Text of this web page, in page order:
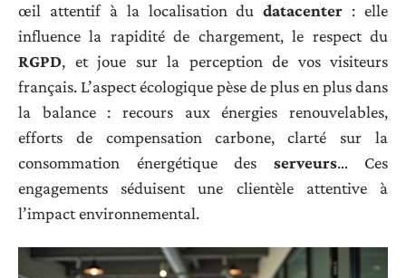
œil attentif à la localisation dudatacenter : elle
influence la rapidité de chargement, le respect du
RGPD, et joue sur la perception de vos visiteurs
français. L’aspect écologique pèse de plus en plus dans
la balance : recours aux énergies renouvelables,
efforts de compensation carbone, clarté sur la
consommation énergétique des serveurs… Ces
engagements séduisent une clientèle attentive à
l’impact environnemental.